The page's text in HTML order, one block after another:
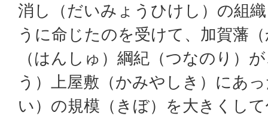
消し（だいみょうひけし）の組
うに命じたのを受けて、加賀藩
（はんしゅ）綱紀（つなのり）
う）上屋敷（かみやしき）にあ
い）の規模（きぼ）を大きくし